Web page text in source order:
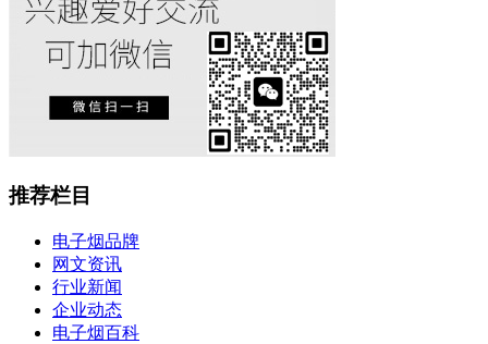
推荐栏目
电子烟品牌
网文资讯
行业新闻
企业动态
电子烟百科